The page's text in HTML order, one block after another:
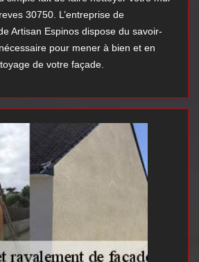
30750. L’entreprise de
Artisan Espinos dispose du savoir-
pour mener à bien et en
de votre façade.